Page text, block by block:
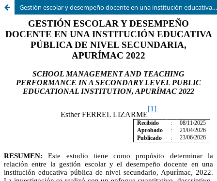
Gestión escolar y desempeño docente en una institución educativa pública de nivel secundaria, Apurímac, 2022